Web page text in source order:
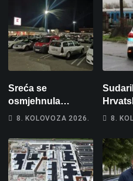
Sreća se
osmjehnula
Bjelovarčaninu:
eura, a osvojio
više od 80 tisuća
eura
8. KOLOVOZA 2026.
žena
8.